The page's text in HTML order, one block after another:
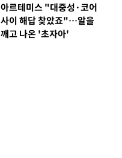
아르테미스 "대중성·코어
사이 해답 찾았죠"…알을
깨고 나온 '초자아'